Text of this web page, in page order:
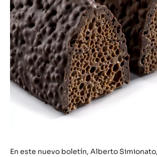
En este nuevo boletín, Alberto